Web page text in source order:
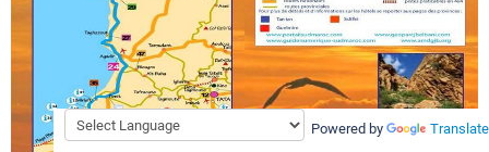
Powered by Translate